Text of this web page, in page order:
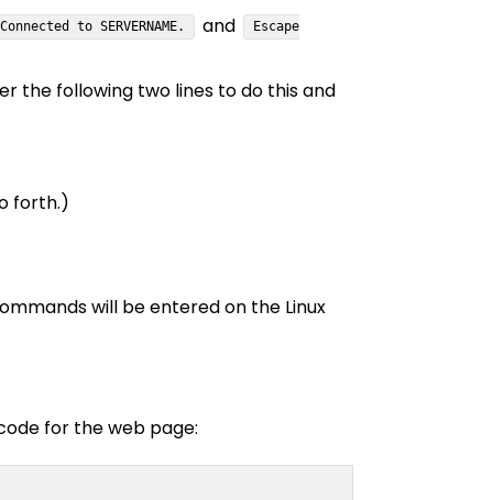
Connected to SERVERNAME. and
Escape
the following two lines to do this and
forth.)
will be entered on the Linux
for the web page: